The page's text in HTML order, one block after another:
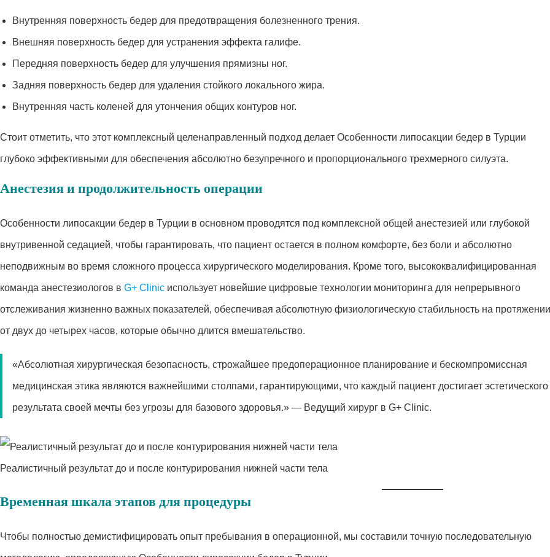
Внутренняя поверхность бедер для предотвращения болезненного трения.
Внешняя поверхность бедер для устранения эффекта галифе.
Передняя поверхность бедер для улучшения прямизны ног.
Задняя поверхность бедер для удаления стойкого локального жира.
Внутренняя часть коленей для утончения общих контуров ног.
Стоит отметить, что этот комплексный целенаправленный подход делает Особенности липосакции бедер в Турции
глубоко эффективными для обеспечения абсолютно безупречного и пропорционального трехмерного силуэта.
Анестезия и продолжительность операции
Особенности липосакции бедер в Турции в основном проводятся под комплексной общей анестезией или глубокой
внутривенной седацией, чтобы гарантировать, что пациент остается в полном комфорте, без боли и абсолютно
неподвижным во время сложного процесса хирургического моделирования. Кроме того, высококвалифицированная
команда анестезиологов в G+ Clinic использует новейшие цифровые технологии мониторинга для непрерывного
отслеживания жизненно важных показателей, обеспечивая абсолютную физиологическую стабильность на протяжении
от двух до четырех часов, которые обычно длится вмешательство.
«Абсолютная хирургическая безопасность, строжайшее предоперационное планирование и бескомпромиссная
медицинская этика являются важнейшими столпами, гарантирующими, что каждый пациент достигает эстетического
результата своей мечты без угрозы для базового здоровья.» — Ведущий хирург в G+ Clinic.
Реалистичный результат до и после контурирования нижней части тела
Временная шкала этапов для процедуры
Чтобы полностью демистифицировать опыт пребывания в операционной, мы составили точную последовательную